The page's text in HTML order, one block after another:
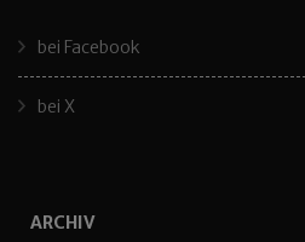
bei Facebook
bei X
ARCHIV